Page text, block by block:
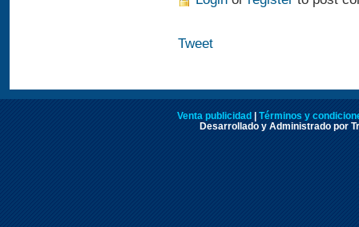
Tweet
Venta publicidad | Términos y
Desarrollado y Administrado por